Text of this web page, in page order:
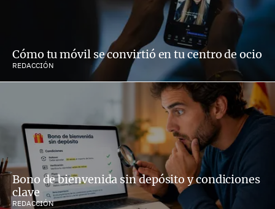
Cómo tu móvil se convirtió en tu centro de ocio
REDACCIÓN
Bono de bienvenida sin depósito y condiciones
clave
REDACCIÓN